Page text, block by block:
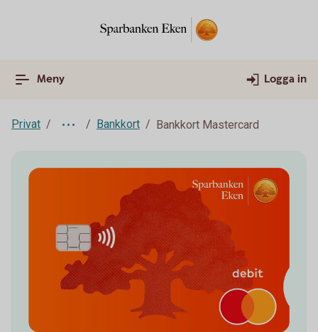
Meny Logga in
Privat Bankkort Bankkort Mastercard